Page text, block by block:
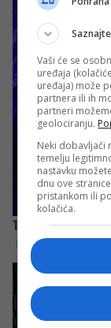
Vaši će se
uređaja
uređaja) može
partnera ili ih
partneri
geolociranju.
Neki dobavljači
temelju
nastavku
dnu ove
pristankom ili
kolačića.